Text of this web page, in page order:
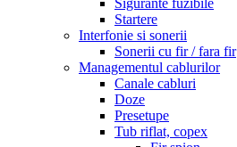
Sigurante fuzibile
Startere
Interfonie si sonerii
Sonerii cu fir / fara fir
Managementul cablurilor
Canale cabluri
Doze
Presetupe
Tub riflat, copex